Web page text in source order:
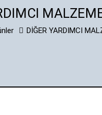
DİĞER YARDIMCI